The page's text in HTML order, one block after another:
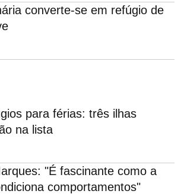
converte-se em refúgio de
para férias: três ilhas
na lista
"É fascinante como a
comportamentos"